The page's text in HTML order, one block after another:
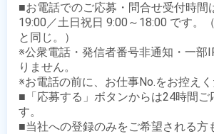
■お電話でのご応募・問合せ受付時間
19:00／土日祝日 9:00～18:00 です。
と同じ。）
※公衆電話・発信者番号非通知・一部
りません。
※お電話の前に、お仕事No.をお控えく
■「応募する」ボタンからは24時間ご
す。
■当社への登録のみをご希望される方